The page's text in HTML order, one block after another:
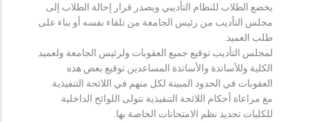
يخضع الطلاب للنظام التأديبي ويصدر قرار إحالة الطلاب إلى
مجلس التأديب من رئيس الجامعة من تلقاء نفسه أو بناء على
طلب العميد.
لمجلس التأديب توقيع جميع العقوبات ولرئيس الجامعة ولعميد
الكلية وللأساتذة والأساتذة المساعدين توقيع بعض هذه
العقوبات في الحدود المبينة لكل منهم في اللائحة التنفيذية.
مع مراعاة أحكام اللائحة التنفيذية تتولى اللوائح الداخلية
للكليات تحديد نظم الامتحانات الخاصة بها.